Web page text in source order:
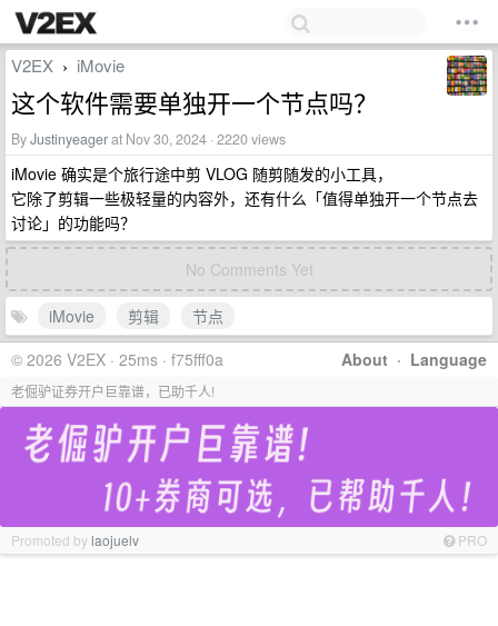
V2EX › iMovie
这个软件需要单独开一个节点吗？
ByJustinyeagerat Nov 30, 2024 · 2220 views
iMovie 确实是个旅行途中剪 VLOG 随剪随发的小工具，
它除了剪辑一些极轻量的内容外，还有什么「值得单独开一个节点去
讨论」的功能吗？
No Comments Yet
iMovie 剪辑
节点
About · Language
© 2026 V2EX · 25ms · f75fff0a
老倔驴证券开户巨靠谱，已助千人!
Promoted bylaojuelv PRO